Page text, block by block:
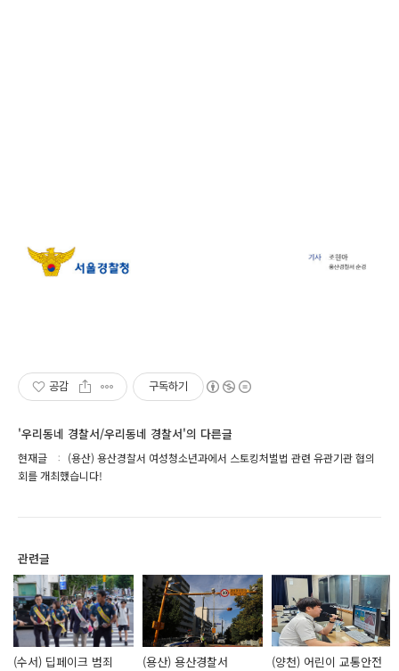
공감 구독하기
'우리동네 경찰서/우리동네 경찰서'의 다른글
현재글
(용산) 용산경찰서 여성청소년과에서 스토킹처벌법 관련 유관기관 협의
회를 개최했습니다!
관련글
(수서) 딥페이크 범죄
(용산) 용산경찰서
(양천) 어린이 교통안전